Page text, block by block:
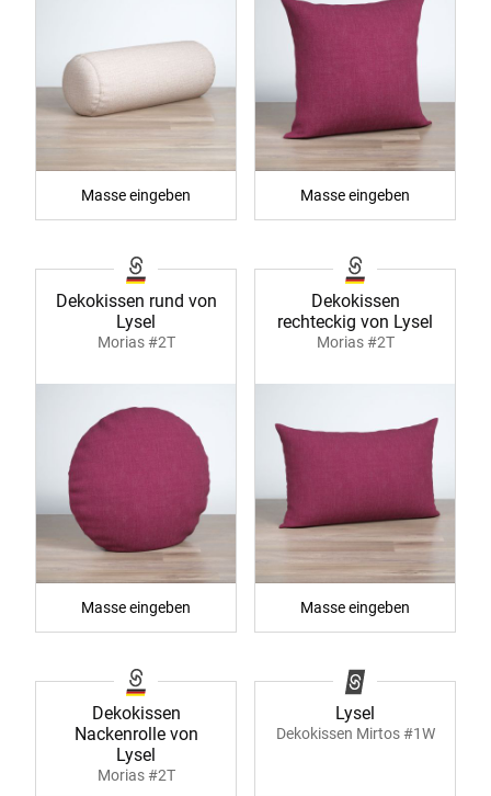
Masse eingeben Masse eingeben
Dekokissen rund von
Lysel
Morias #2T
Masse eingeben
Dekokissen
rechteckig von Lysel
Morias #2T
Masse eingeben
Dekokissen
Nackenrolle von
Lysel
Morias #2T
Lysel
Dekokissen Mirtos #1W